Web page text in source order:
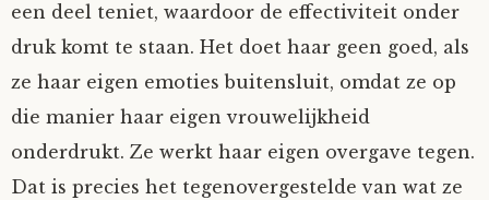
een deel teniet, waardoor de effectiviteit onder
druk komt te staan. Het doet haar geen goed, als
ze haar eigen emoties buitensluit, omdat ze op
die manier haar eigen vrouwelijkheid
onderdrukt. Ze werkt haar eigen overgave tegen.
Dat is precies het tegenovergestelde van wat ze